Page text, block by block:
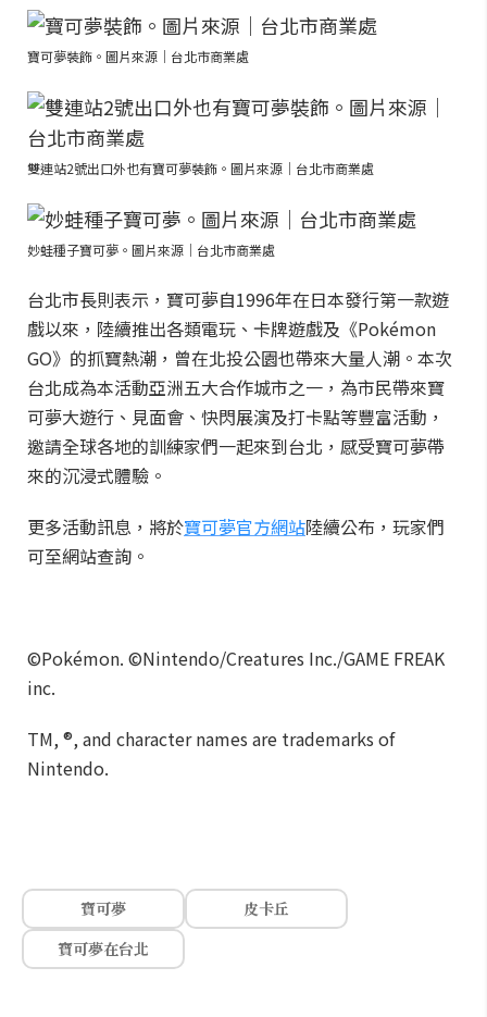
寶可夢裝飾。圖片來源｜台北市商業處
雙連站2號出口外也有寶可夢裝飾。圖片來源｜台北市商業處
妙蛙種子寶可夢。圖片來源｜台北市商業處
台北市長則表示，寶可夢自1996年在日本發行第一款遊
戲以來，陸續推出各類電玩、卡牌遊戲及《Pokémon
GO》的抓寶熱潮，曾在北投公園也帶來大量人潮。本次
台北成為本活動亞洲五大合作城市之一，為市民帶來寶
可夢大遊行、見面會、快閃展演及打卡點等豐富活動，
邀請全球各地的訓練家們一起來到台北，感受寶可夢帶
來的沉浸式體驗。
更多活動訊息，將於寶可夢官方網站陸續公布，玩家們
可至網站查詢。
©Pokémon. ©Nintendo/Creatures Inc./GAME FREAK
inc.
TM, ®, and character names are trademarks of
Nintendo.
寶可夢
皮卡丘
寶可夢在台北